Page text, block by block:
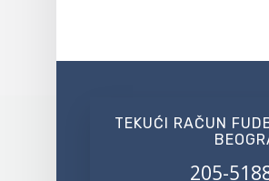
TEKUĆI RAČUN
205-